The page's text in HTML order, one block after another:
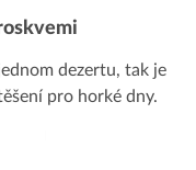
dezertu, tak je
pro horké dny.